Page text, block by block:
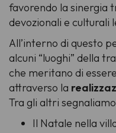
favorendo la sinergia
devozionali e culturali
All’interno di questo
alcuni “luoghi” della
che meritano di
attraverso la
Tra gli altri
Il Natale nella